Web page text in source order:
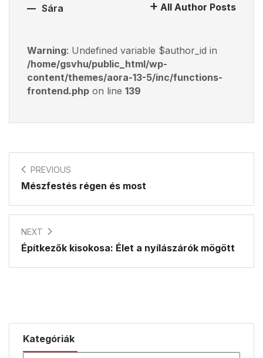
Kategóriák
Sára All Author Posts
Warning: Undefined variable $author_id in
/home/gsvhu/public_html/wp-
content/themes/aora-13-5/inc/functions-
frontend.php on line 139
PREVIOUS
Mészfestés régen és most
NEXT
Építkezők kisokosa: Élet a nyílászárók mögött